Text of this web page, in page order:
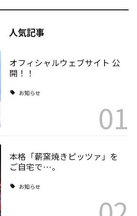
人気記事
オフィシャルウェブサイト 公
開！！
お知らせ
01
本格「薪窯焼きピッツァ」を
ご自宅で…。
お知らせ